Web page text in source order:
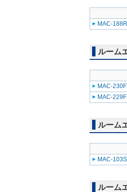
MAC-
ルーム
MAC-
MAC-
ルーム
MAC-
ルーム